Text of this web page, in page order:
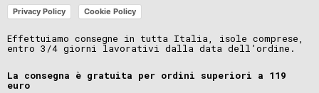
Privacy Policy Cookie Policy
Effettuiamo consegne in tutta Italia, isole comprese,
entro 3/4 giorni lavorativi dalla data dell’ordine.
La consegna è gratuita per ordini superiori a 119
euro